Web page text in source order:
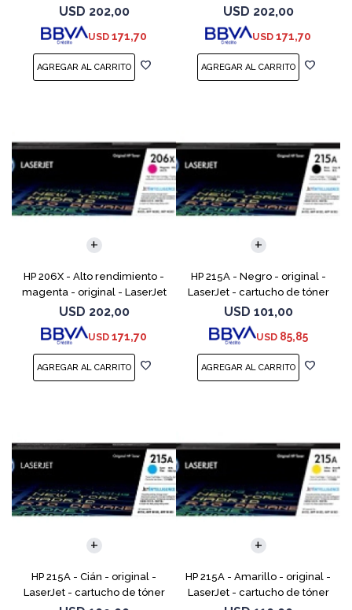
cartucho de tóner (W2111X) -
para Color LaserJet Pro M255,
M283, MFP M
USD 202,00
USD 171,70
cartucho de tóner (W2112X) -
para Color LaserJet Pro M255,
M283, M
USD 202,00
USD 171,70
HP 206X - Alto rendimiento -
magenta - original - LaserJet
- cartucho de tóner (W2113X)
- para Color LaserJet Pro
M255, M283, MF
USD 202,00
USD 171,70
HP 215A - Negro - original -
LaserJet - cartucho de tóner
(W2310A) - para Color
LaserJet Pro M155a, M155nw,
MFP M182n, MFP M182n
USD 101,00
USD 85,85
HP 215A - Cián - original -
LaserJet - cartucho de tóner
HP 215A - Amarillo - original -
LaserJet - cartucho de tóner